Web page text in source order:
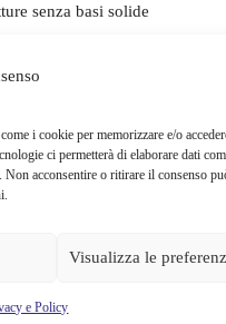
i cookie per memorizzare e/o
ci permetterà di elaborare dati
acconsentire o ritirare il consenso
Visualizza le
e Policy
senza basi solide
in primis da
di Belen,
Stefano. Il che è
al figlio nella città